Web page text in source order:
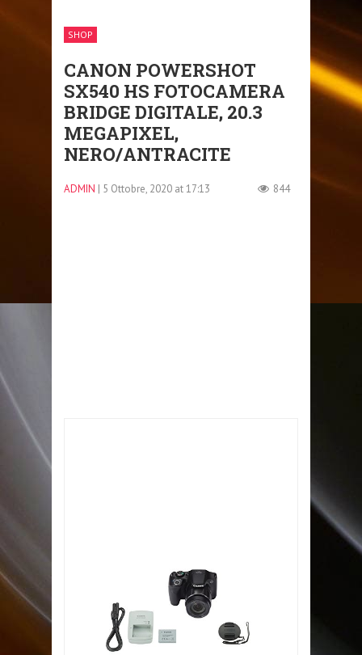
SHOP
CANON POWERSHOT
SX540 HS FOTOCAMERA
BRIDGE DIGITALE, 20.3
MEGAPIXEL,
NERO/ANTRACITE
ADMIN | 5 Ottobre, 2020 at 17:13 844